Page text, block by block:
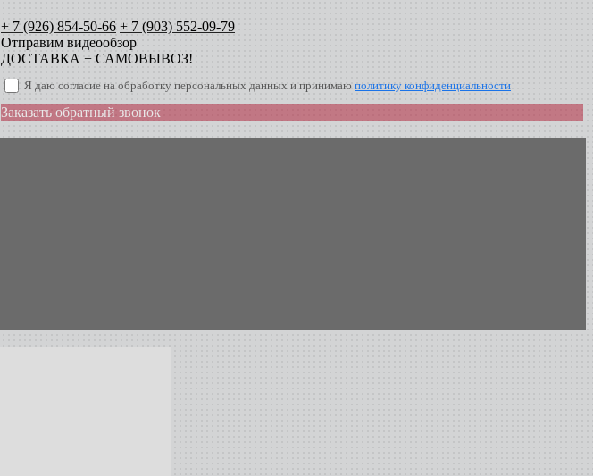
+ 7 (926) 854-50-66 + 7 (903) 552-09-79
Отправим видеообзор
ДОСТАВКА + САМОВЫВОЗ!
Я даю согласие на обработку персональных данных и принимаю политику конфиденциальности
Заказать обратный звонок